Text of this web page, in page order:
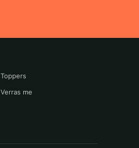
Toppers
Verras me